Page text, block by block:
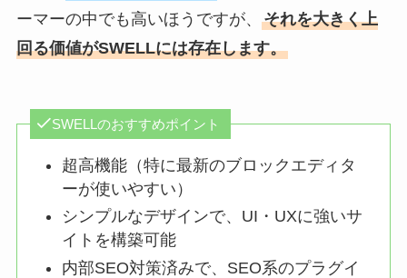
ーマーの中でも高いほうですが、 それを大きく上
回る価値がSWELLには存在します。
SWELLのおすすめポイント
超高機能（特に最新のブロックエディタ
ーが使いやすい）
シンプルなデザインで、UI・UXに強いサ
イトを構築可能
内部SEO対策済みで、SEO系のプラグイ